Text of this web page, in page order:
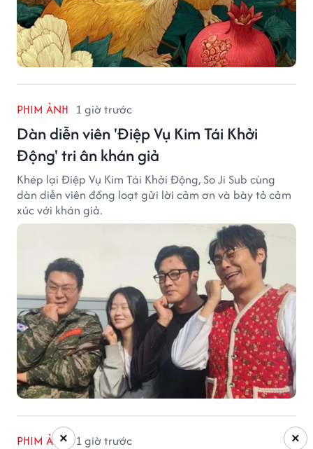
PHIM ẢNH 1 giờ trước
Dàn diễn viên 'Điệp Vụ Kim Tái Khởi
Động' tri ân khán giả
Khép lại Điệp Vụ Kim Tái Khởi Động, So Ji Sub cùng
dàn diễn viên đồng loạt gửi lời cảm ơn và bày tỏ cảm
xúc với khán giả.
PHIM ẢNH 1 giờ trước ×
×